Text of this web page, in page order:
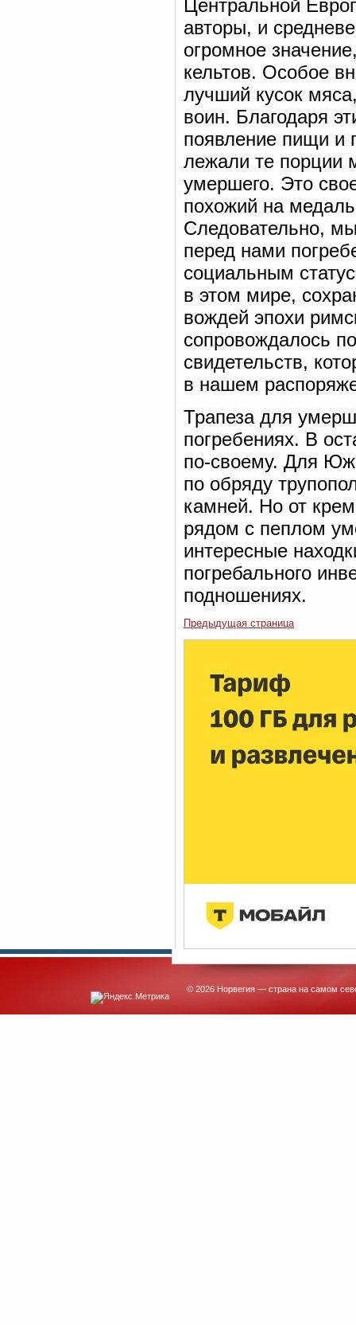
Центральной
авторы, и
огромное
кельтов. Особое
лучший кусок
воин. Благодаря
появление пищи и
лежали те порции
умершего. Это
похожий на
Следовательно,
перед нами
социальным
в этом мире,
вождей эпохи
сопровождалось
свидетельств,
в нашем
Трапеза для
погребениях. В
по-своему. Для
по обряду
камней. Но от
рядом с пеплом
интересные
погребального
подношениях.
Предыдущая страница
© 2026 Норвегия — страна на самом